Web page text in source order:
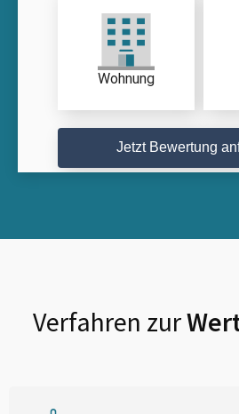
Wohnung
Jetzt Bewertung
Verfahren zur